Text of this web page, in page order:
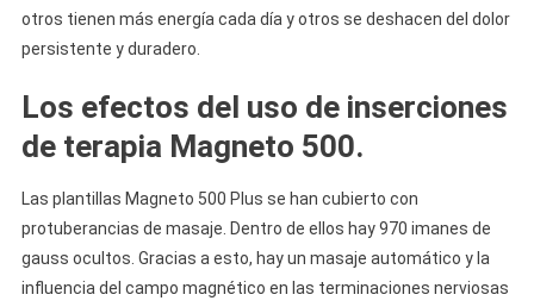
otros tienen más energía cada día y otros se deshacen del dolor
persistente y duradero.
Los efectos del uso de inserciones
de terapia Magneto 500.
Las plantillas Magneto 500 Plus se han cubierto con
protuberancias de masaje. Dentro de ellos hay 970 imanes de
gauss ocultos. Gracias a esto, hay un masaje automático y la
influencia del campo magnético en las terminaciones nerviosas